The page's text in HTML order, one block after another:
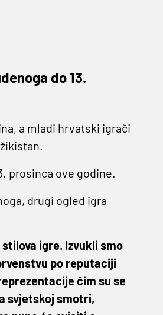
do 13.
a mladi hrvatski igrači
prosinca ove godine.
drugi ogled igra
igre. Izvukli smo
po reputaciji
čim su se
svjetskoj smotri,